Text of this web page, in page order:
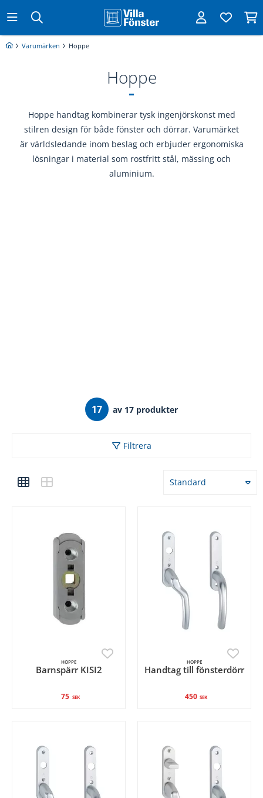
Varumärken Hoppe
Hoppe
Hoppe handtag kombinerar tysk ingenjörskonst med
stilren design för både fönster och dörrar. Varumärket
är världsledande inom beslag och erbjuder ergonomiska
lösningar i material som rostfritt stål, mässing och
aluminium.
17 av 17 produkter
Filtrera
Standard
HOPPE
Barnspärr KISI2
75 SEK
HOPPE
Handtag till fönsterdörr
450 SEK